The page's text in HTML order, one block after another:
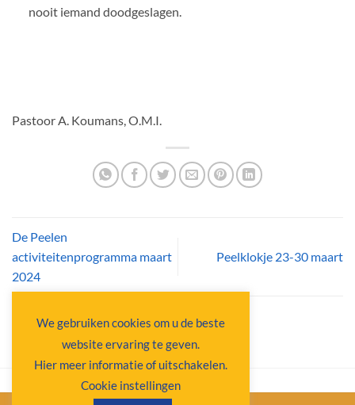
nooit iemand doodgeslagen.
Pastoor A. Koumans, O.M.I.
De Peelen
activiteitenprogramma maart
2024
Peelklokje 23-30 maart
We gebruiken cookies om u de beste
website ervaring te geven.
Hier meer informatie of uitschakelen.
Cookie instellingen